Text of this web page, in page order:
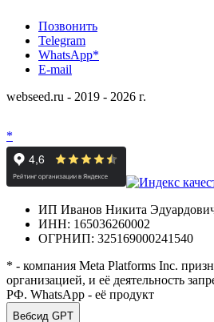
Позвонить
Telegram
WhatsApp*
E-mail
webseed.ru - 2019 - 2026 г.
*
ИП Иванов Никита
ИНН: 165036260002
ОГРНИП: 325169000241540
* - компания Meta Platforms Inc.
организацией, и её деятельность
РФ. WhatsApp - её продукт
Вебсид GPT